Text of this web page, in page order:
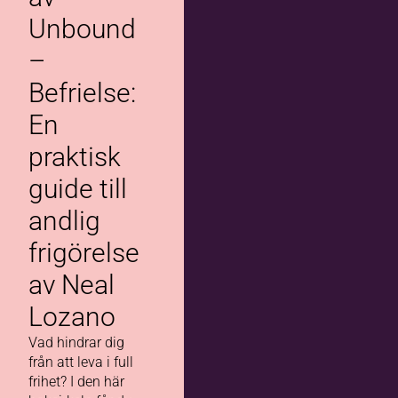
Unbound
–
Befrielse:
En
praktisk
guide till
andlig
frigörelse
av Neal
Lozano
Vad hindrar dig
från att leva i full
frihet? I den här